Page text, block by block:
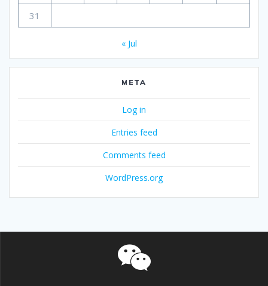
31
« Jul
META
Log in
Entries feed
Comments feed
WordPress.org